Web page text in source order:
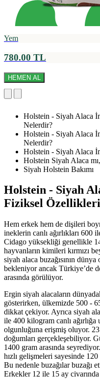
Yem
780.00 TL
HEMEN AL
Holstein - Siyah Alaca
Nelerdir?
Holstein - Siyah Alaca
Nelerdir?
Holstein - Siyah Alaca
Holstein Siyah Alaca
Siyah Holstein Bakımı
Holstein - Siyah
Fiziksel
Hem erkek hem de dişileri
ineklerin canlı ağırlıkları 600
Cidago yüksekliği genellikle
hayvanların kimileri kırmızı
siyah alaca buzağısının
bekleniyor ancak Türkiye’de
arasında görülüyor.
Ergin siyah alacaların
gösterirken, ülkemizde 500 -
dikkat çekiyor. Ayrıca siyah
ile 400 kilogram canlı
olgunluğuna erişmiş oluyor.
doğumları gerçekleşebiliyor.
1400 gram arasında
hızlı gelişmeleri sayesinde
Bu nedenle buzağılar buzağı
Erkekler 12 ile 15 ay civarında